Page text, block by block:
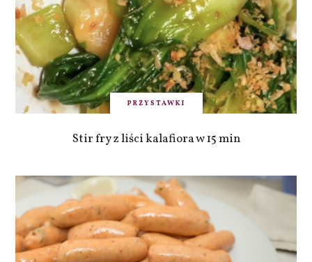
PRZYSTAWKI
Stir fry z liści kalafiora w 15 min